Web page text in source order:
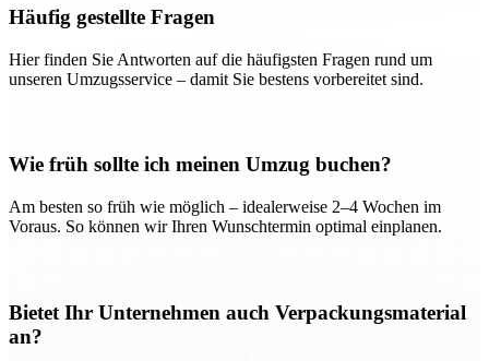
Häufig gestellte Fragen
Hier finden Sie Antworten auf die häufigsten Fragen rund um
unseren Umzugsservice – damit Sie bestens vorbereitet sind.
Wie früh sollte ich meinen Umzug buchen?
Am besten so früh wie möglich – idealerweise 2–4 Wochen im
Voraus. So können wir Ihren Wunschtermin optimal einplanen.
Bietet Ihr Unternehmen auch Verpackungsmaterial
an?